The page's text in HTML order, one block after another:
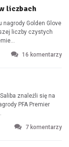
liczbach
nagrody Golden Glove
liczby czystych
16 komentarzy
znaleźli się na
PFA Premier
7 komentarzy